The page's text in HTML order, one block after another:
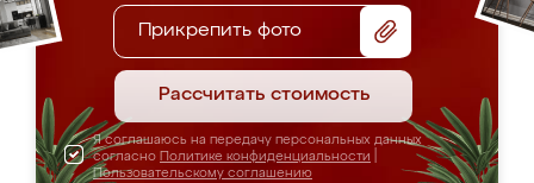
Прикрепить фото
Рассчитать стоимость
Я соглашаюсь на передачу персональных данных
согласно Политике конфиденциальности
Пользовательскому соглашению